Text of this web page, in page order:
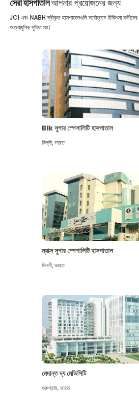
সেরা হাসপাতালআপনার প্রয়োজনের জন্য
JCI এবং NABH স্বীকৃত হাসপাতালগুলি সর্বোত্তম চিকিৎসা
অত্যাধুনিক সুবিধা সহ।
Blk সুপার স্পেশালিটি হাসপাতাল
দিল্লী,ভারত
ম্যাক্স সুপার স্পেশালিটি হাসপাতাল
দিল্লী,ভারত
মেদান্ত দ্য মেডিসিটি
গুরুগ্রাম,ভারত